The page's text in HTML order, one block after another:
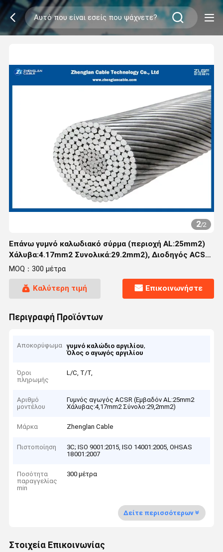
2/2
Επάνω γυμνό καλωδιακό σύρμα (περιοχή AL:25mm2)
Χάλυβα:4.17mm2 Συνολικά:29.2mm2), Διοδηγός ACSR
(AAC,AAAC,ACSR)
MOQ：300 μέτρα
Καλύτερη τιμή Επικοινωνήστε
Περιγραφή Προϊόντων
Αποκορύφωμα γυμνό καλώδιο αργιλίου,
Όλος ο αγωγός αργιλίου
Όροι
πληρωμής
L/C, T/T,
Αριθμό
μοντέλου
Γυμνός αγωγός ACSR (Εμβαδόν AL:25mm2
Χάλυβας:4,17mm2 Σύνολο:29,2mm2)
Μάρκα Zhenglan Cable
Πιστοποίηση
3C; ISO 9001:2015, ISO 14001:2005, OHSAS
18001:2007
Ποσότητα
παραγγελίας
min
300 μέτρα
Δείτε περισσότερων
Στοιχεία Επικοινωνίας